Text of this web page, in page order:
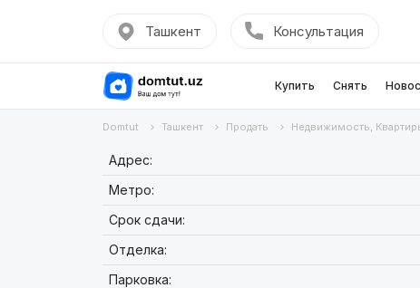
Ташкент Консультация
Купить Снять
Domtut Ташкент Продать Недвижимость,
Адрес:
Метро:
Срок сдачи:
Отделка:
Парковка: